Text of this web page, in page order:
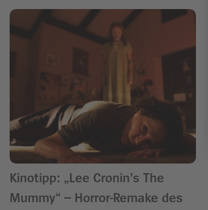
Kinotipp: „Lee Cronin’s The
Mummy“ – Horror-Remake des